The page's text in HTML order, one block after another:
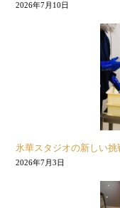
2026年7月10日
氷華スタジオの新しい
2026年7月3日